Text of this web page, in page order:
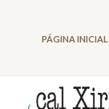
PÁGINA INICIAL